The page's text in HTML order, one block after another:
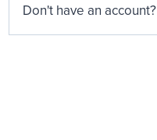
Don't have an account?